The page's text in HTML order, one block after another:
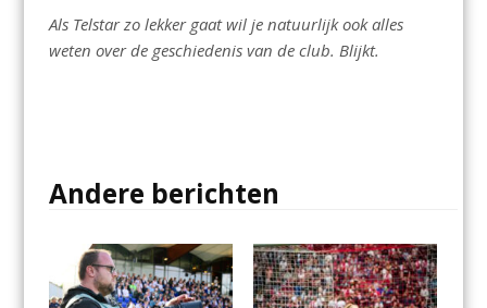
Als Telstar zo lekker gaat wil je natuurlijk ook alles
weten over de geschiedenis van de club. Blijkt.
Andere berichten